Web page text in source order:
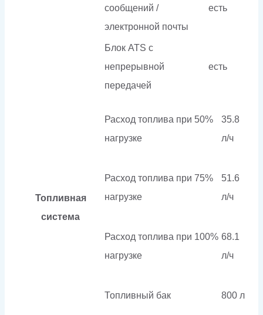
сообщений /
электронной почты
есть
Блок ATS с
непрерывной
передачей
есть
Топливная
система
Расход топлива при 50%
нагрузке
35.8
л/ч
Расход топлива при 75%
нагрузке
51.6
л/ч
Расход топлива при 100%
нагрузке
68.1
л/ч
Топливный бак 800 л